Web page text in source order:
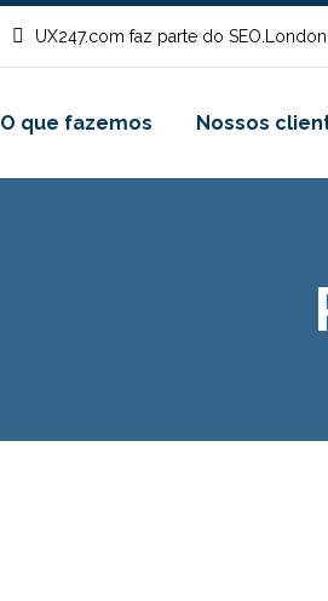
UX247.com faz parte do SEO.London
O que fazemos Nossos